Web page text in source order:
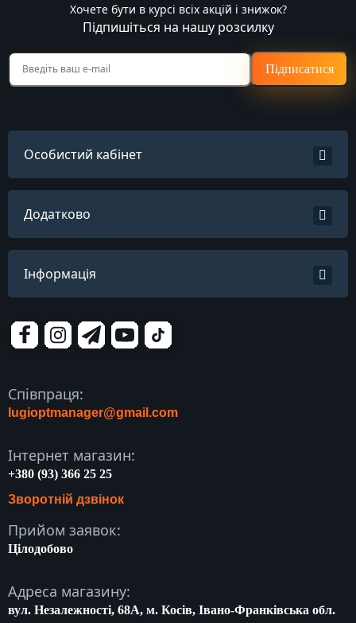
Хочете бути в курсі всіх акцій і знижок?
Підпишіться на нашу розсилку
Підписатися
Особистий кабінет
Додатково
Інформація
Співпраця:
lugioptmanager@gmail.com
Інтернет магазин:
+380 (93) 366 25 25
Зворотній дзвінок
Прийом заявок:
Цілодобово
Адреса магазину:
вул. Незалежності, 68A, м. Косів, Івано-Франківська обл.